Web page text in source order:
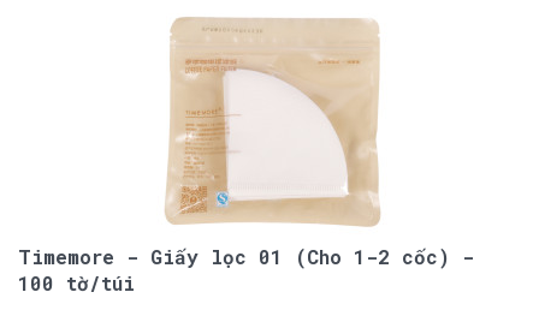
Timemore - Giấy lọc 01 (Cho 1-2 cốc) -
100 tờ/túi